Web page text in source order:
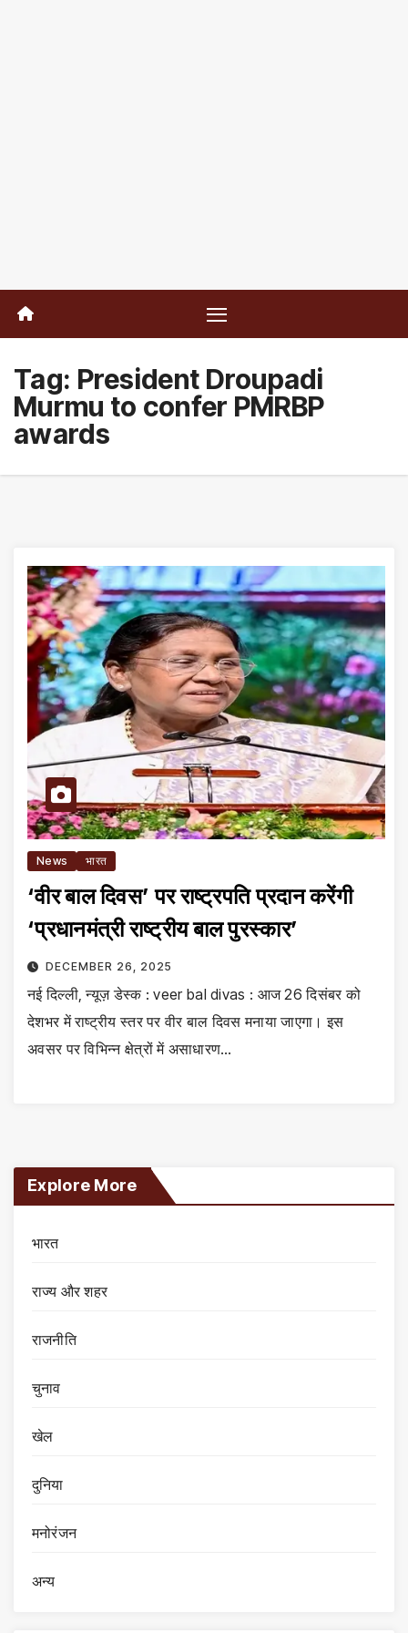
Tag: President Droupadi
Murmu to confer PMRBP
awards
News भारत
‘वीर बाल दिवस’ पर राष्ट्रपति प्रदान करेंगी
‘प्रधानमंत्री राष्ट्रीय बाल पुरस्कार’
DECEMBER 26, 2025
नई दिल्ली, न्यूज़ डेस्क : veer bal divas : आज 26 दिसंबर को
देशभर में राष्ट्रीय स्तर पर वीर बाल दिवस मनाया जाएगा। इस
अवसर पर विभिन्न क्षेत्रों में असाधारण…
Explore More
भारत
राज्य और शहर
राजनीति
चुनाव
खेल
दुनिया
मनोरंजन
अन्य